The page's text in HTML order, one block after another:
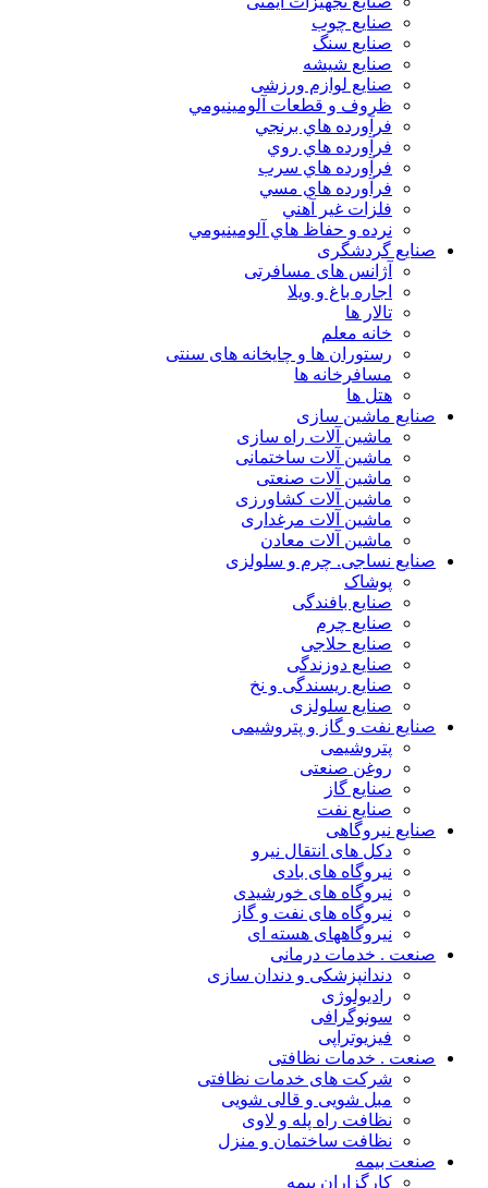
صنایع چوب
صنایع سنگ
صنایع شیشه
صنایع لوازم ورزشی
ظروف و قطعات آلومينيومي
فرآورده هاي برنجي
فرآورده هاي روي
فرآورده هاي سرب
فرآورده هاي مسي
فلزات غير آهني
نرده و حفاظ هاي آلومينيومي
صنایع گردشگری
آژانس های مسافرتی
اجاره باغ و ویلا
تالار ها
خانه معلم
رستوران ها و چایخانه های سنتی
مسافرخانه ها
هتل ها
صنایع ماشین سازی
ماشین آلات راه سازی
ماشین آلات ساختمانی
ماشین آلات صنعتی
ماشین آلات کشاورزی
ماشین آلات مرغداری
ماشین آلات معادن
صنایع نساجی. چرم و سلولزی
پوشاک
صنایع بافندگی
صنایع چرم
صنایع حلاجی
صنایع دوزندگی
صنایع ریسندگی و نخ
صنایع سلولزی
صنایع نفت و گاز و پتروشیمی
پتروشیمی
روغن صنعتی
صنایع گاز
صنایع نفت
صنایع نیروگاهی
دکل های انتقال نیرو
نیروگاه های بادی
نیروگاه های خورشیدی
نیروگاه های نفت و گاز
نیروگاههای هسته ای
صنعت . خدمات درمانی
دندانپزشکی و دندان سازی
رادیولوژی
سونوگرافی
فیزیوتراپی
صنعت . خدمات نظافتی
شرکت های خدمات نظافتی
مبل شویی و قالی شویی
نظافت راه پله و لاوی
نظافت ساختمان و منزل
صنعت بیمه
کارگزاران بیمه